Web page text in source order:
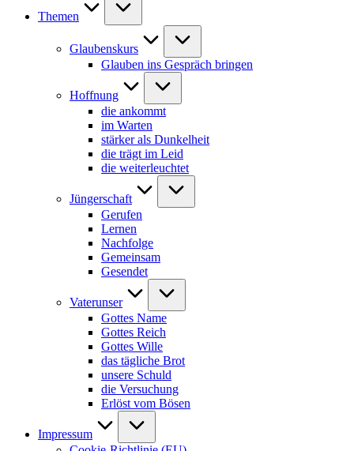
Themen
Glaubenskurs
Glauben ins Gespräch bringen
Hoffnung
die ankommt
im Warten
stärker als Dunkelheit
die trägt im Leid
die weiterleuchtet
Jüngerschaft
Gerufen
Lernen
Nachfolge
Gemeinsam
Gesendet
Vaterunser
Gottes Name
Gottes Reich
Gottes Wille
das tägliche Brot
unsere Schuld
die Versuchung
Erlöst vom Bösen
Impressum